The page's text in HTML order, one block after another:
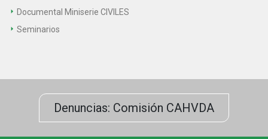
Documental Miniserie CIVILES
Seminarios
Denuncias: Comisión CAHVDA